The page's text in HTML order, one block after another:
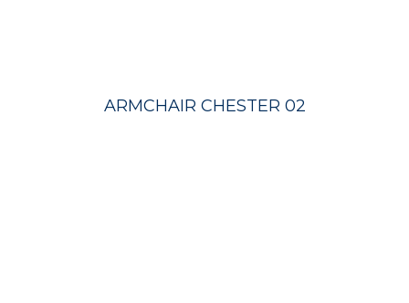
ARMCHAIR CHESTER 02